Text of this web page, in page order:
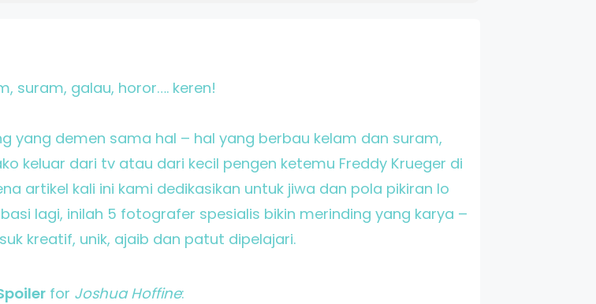
suram, galau, horor…. keren!
yang demen sama hal – hal yang berbau kelam dan suram,
keluar dari tv atau dari kecil pengen ketemu Freddy Krueger di
artikel kali ini kami dedikasikan untuk jiwa dan pola pikiran lo
lagi, inilah 5 fotografer spesialis bikin merinding yang karya –
kreatif, unik, ajaib dan patut dipelajari.
for Joshua Hoffine: